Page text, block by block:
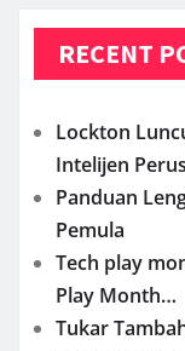
RECENT
Lockton
Intelijen
Panduan
Pemula
Tech play
Play Month…
Tukar